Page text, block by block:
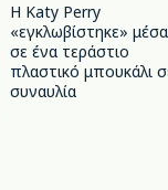
H Katy Perry
«εγκλωβίστηκε» μέσα
σε ένα τεράστιο
πλαστικό μπουκάλι
συναυλία